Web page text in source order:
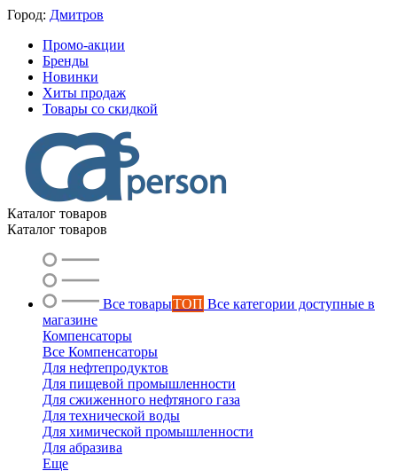
Город: Дмитров
Промо-акции
Бренды
Новинки
Хиты продаж
Товары со скидкой
Каталог товаров
Каталог товаров
Все товарыТОП Все категории доступные в
магазине
Компенсаторы
Все Компенсаторы
Для нефтепродуктов
Для пищевой промышленности
Для сжиженного нефтяного газа
Для технической воды
Для химической промышленности
Для абразива
Еще